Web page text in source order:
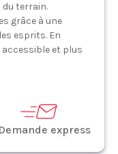
terrain.
grâce à une
esprits. En
et plus
Demande express